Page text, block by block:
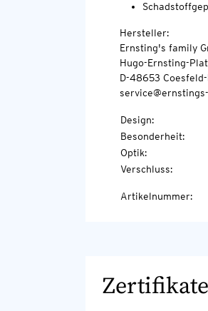
Hersteller:
Ernsting's family
Hugo-Ernsting-
D-48653
Design:
Besonderheit:
Optik:
Verschluss:
Artikelnummer: